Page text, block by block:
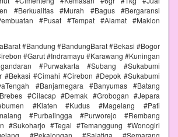
#Berkualitas #Murah #Bagus #Bergaransi
#Pusat #Tempat #Alamat #Maklon
#Bandung #BandungBarat #Bekasi #Bogor
#Garut #Indramayu #Karawang #Kuningan
#Purwakarta #Subang #Sukabumi
#Bekasi #Cimahi #Cirebon #Depok #Sukabumi
#Banjarnegara #Banyumas #Batang
#Cilacap #Demak #Grobogan #Jepara
#Klaten #Kudus #Magelang #Pati
#Purbalingga #Purworejo #Rembang
#Sukoharjo #Tegal #Temanggung #Wonogiri
#Pekalongan #Salatiga #Semarang